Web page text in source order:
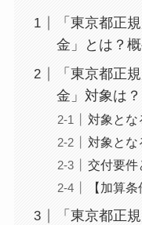
「東京都正
金」とは？
「東京都正
金」対象は？
対象とな
対象とな
交付要件
【加算
「東京都正